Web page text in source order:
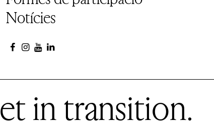
Notícies
in transition.